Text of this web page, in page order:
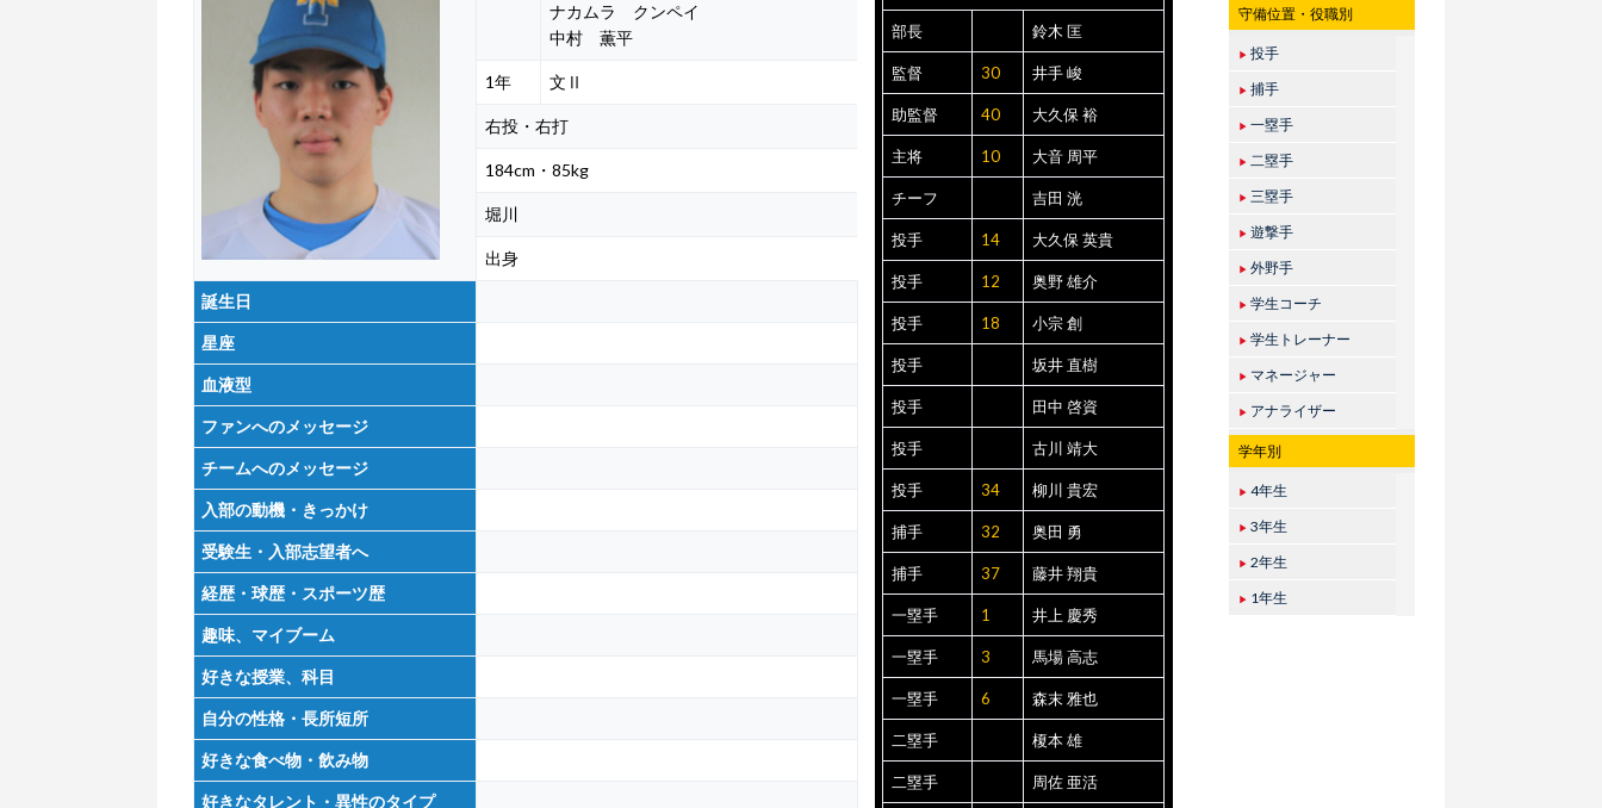
ナカムラ クンペイ
中村 薫平
1年 文Ⅱ
右投・右打
184cm・85kg
堀川
出身
誕生日
星座
血液型
ファンへのメッセージ
チームへのメッセージ
入部の動機・きっかけ
受験生・入部志望者へ
経歴・球歴・スポーツ歴
趣味、マイブーム
好きな授業、科目
自分の性格・長所短所
好きな食べ物・飲み物
好きなタレント・異性のタイプ
部長 鈴木 匡
監督 30 井手 峻
助監督 40 大久保 裕
主将 10 大音 周平
チーフ 吉田 洸
投手 14 大久保 英貴
投手 12 奥野 雄介
投手 18 小宗 創
投手 坂井 直樹
投手 田中 啓資
投手 古川 靖大
投手 34 柳川 貴宏
捕手 32 奥田 勇
捕手 37 藤井 翔貴
一塁手 1 井上 慶秀
一塁手 3 馬場 高志
一塁手 6 森末 雅也
二塁手 榎本 雄
二塁手 周佐 亜活
守備位置・役職別
▶ 投手
▶ 捕手
▶ 一塁手
▶ 二塁手
▶ 三塁手
▶ 遊撃手
▶ 外野手
▶ 学生コーチ
▶ 学生トレーナー
▶ マネージャー
▶ アナライザー
学年別
▶ 4年生
▶ 3年生
▶ 2年生
▶ 1年生